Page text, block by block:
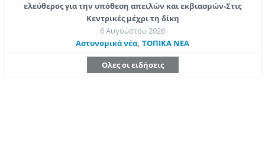
ελεύθερος για την υπόθεση απειλών και εκβιασμών-Στις
Κεντρικές μέχρι τη δίκη
6 Αυγούστου 2026
Aστυνομικά νέα, ΤΟΠΙΚΑ ΝΕΑ
Ολες οι ειδήσεις